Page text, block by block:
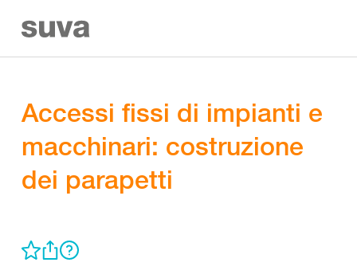
Accessi fissi di impianti e
macchinari: costruzione
dei parapetti